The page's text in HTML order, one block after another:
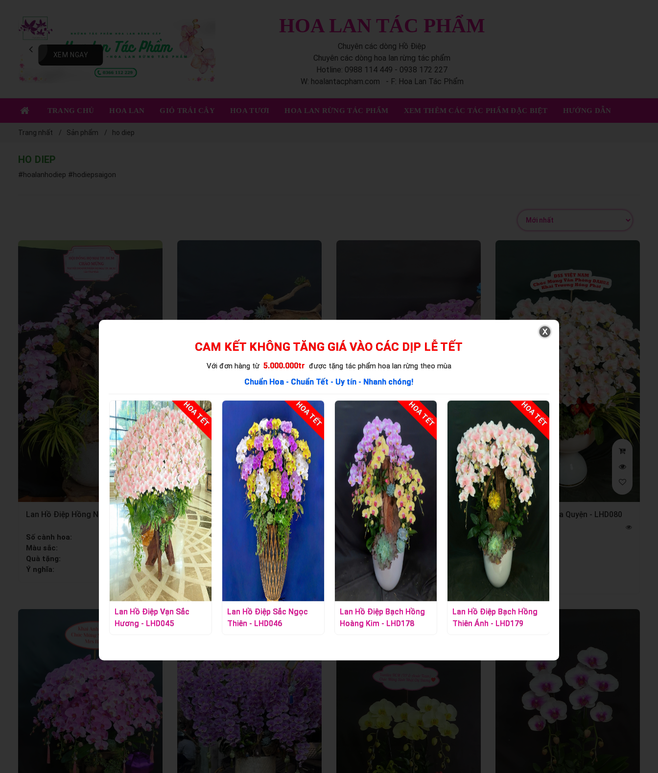
XEM NGAY
HOA LAN TÁC PHẨM
Chuyên các dòng Hồ Điệp
Chuyên các dòng hoa lan rừng tác phẩm
Hotline: 0988 114 449 - 0938 172 227
W: hoalantacpham.com - F: Hoa Lan Tác Phẩm
TRANG CHỦ HOA LAN GIỎ TRÁI CÂY HOA TƯƠI HOA LAN RỪNG TÁC PHẨM XEM THÊM CÁC TÁC PHẨM ĐẶC BIỆT HƯỚNG DẪN
Trang nhất Sản phẩm ho diep
HO DIEP
#hoalanhodiep #hodiepsaigon
Lan Hồ Điệp Hồng Ngọc - LHD070
Số cành hoa:
Màu sắc:
Quà tặng:
Ý nghĩa:
Lan Hồ Điệp Hồng Phát - LHD071
Số cành hoa:
Màu sắc:
Quà tặng:
Ý nghĩa:
Lan Hồ Điệp Hồng An - LHD072
Số cành hoa:
Màu sắc:
Quà tặng:
Lan Hồ Điệp Hòa Quyện - LHD080
Số cành hoa:
Màu sắc:
Quà tặng:
Ý nghĩa:
CAM KẾT KHÔNG TĂNG GIÁ VÀO CÁC DỊP LỄ TẾT
Với đơn hàng từ 5.000.000tr được tặng tác phẩm hoa lan rừng theo mùa
Chuẩn Hoa - Chuẩn Tết - Uy tín - Nhanh chóng!
Lan Hồ Điệp Vạn Sắc
HOA TẾT
Lan Hồ Điệp Sắc Ngọc
Thiên - LHD046
HOA TẾT
Lan Hồ Điệp Bạch Hồng
Hoàng Kim - LHD178
HOA TẾT
Lan Hồ Điệp Bạch Hồng
Thiên Ánh - LHD179
HOA TẾT
Lan Hồ Điệp Vàng -
LHD392
HOA TẾT
Lan Hồ Điệp Mix Màu
HOA